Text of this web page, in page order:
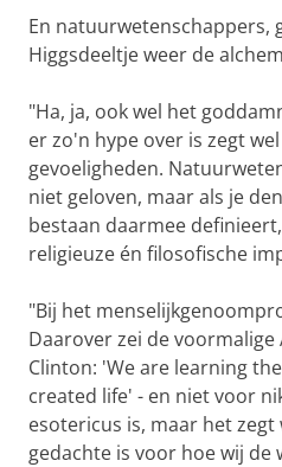
En natuurwetenschappers,
Higgsdeeltje weer de
"Ha, ja, ook wel het
er zo'n hype over is zegt
gevoeligheden.
niet geloven, maar als je
bestaan daarmee
religieuze én filosofische
"Bij het
Daarover zei de
Clinton: 'We are learning
created life' - en niet voor
esotericus is, maar het
gedachte is voor hoe wij